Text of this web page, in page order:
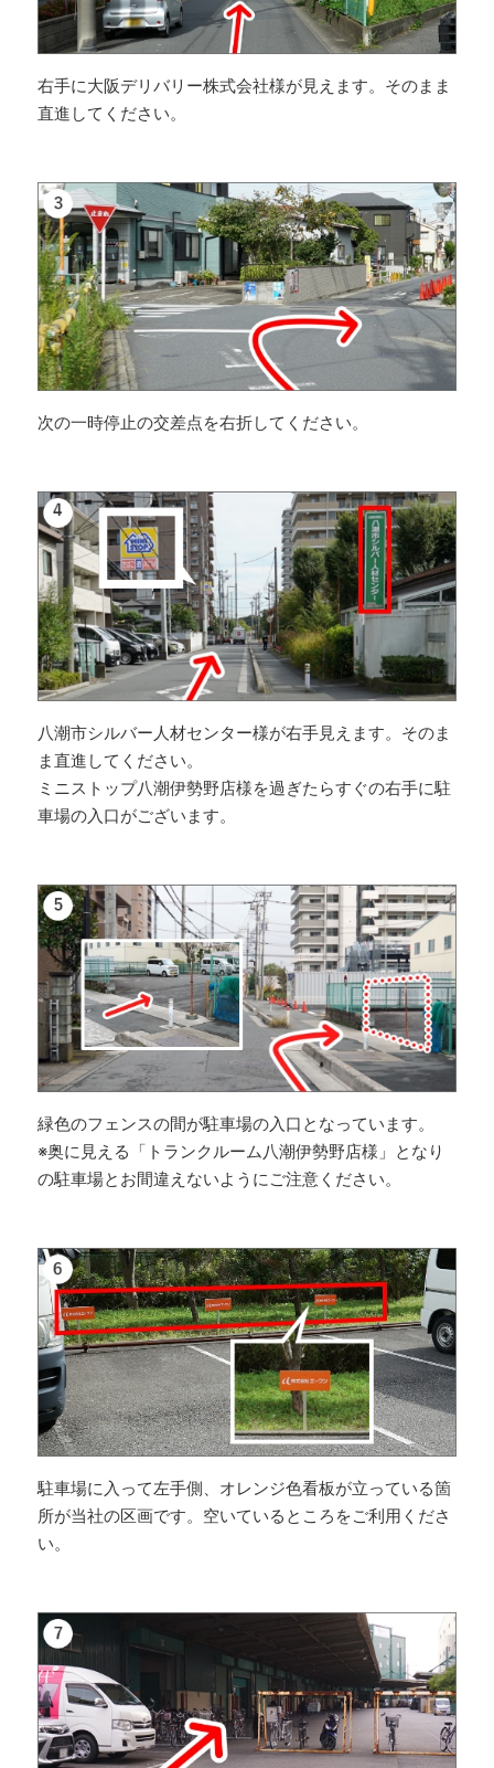
右手に大阪デリバリー株式会社様が見えます。そのまま
直進してください。
次の一時停止の交差点を右折してください。
八潮市シルバー人材センター様が右手見えます。そのま
ま直進してください。
ミニストップ八潮伊勢野店様を過ぎたらすぐの右手に駐
車場の入口がございます。
緑色のフェンスの間が駐車場の入口となっています。
※奥に見える「トランクルーム八潮伊勢野店様」となり
の駐車場とお間違えないようにご注意ください。
駐車場に入って左手側、オレンジ色看板が立っている箇
所が当社の区画です。空いているところをご利用くださ
い。